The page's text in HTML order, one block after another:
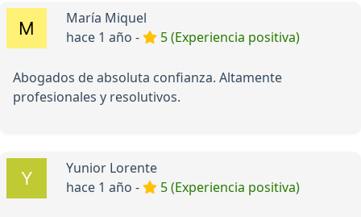
María Miquel
hace 1 año -
5 (Experiencia positiva)
Abogados de absoluta confianza. Altamente
profesionales y resolutivos.
Yunior Lorente
hace 1 año -
5 (Experiencia positiva)